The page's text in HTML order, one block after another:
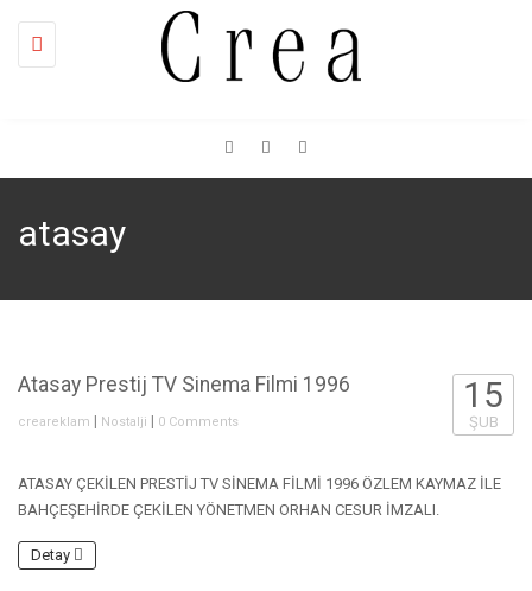
Toggle
navigation
atasay
Atasay Prestij TV Sinema Filmi 1996
creareklam | Nostalji | 0 Comments
15
ŞUB
ATASAY ÇEKİLEN PRESTİJ TV SİNEMA FİLMİ 1996 ÖZLEM KAYMAZ İLE
BAHÇEŞEHİRDE ÇEKİLEN YÖNETMEN ORHAN CESUR İMZALI.
Detay